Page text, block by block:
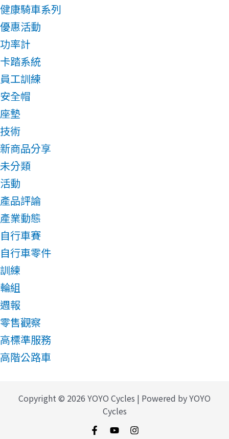
健康騎車系列
優惠活動
功率計
卡踏系統
員工訓練
安全帽
座墊
技術
新商品分享
未分類
活動
產品評論
產業動態
自行車賽
自行車零件
訓練
輪組
週報
零售觀察
高標準服務
高階公路車
Copyright © 2026 YOYO Cycles | Powered by YOYO
Cycles